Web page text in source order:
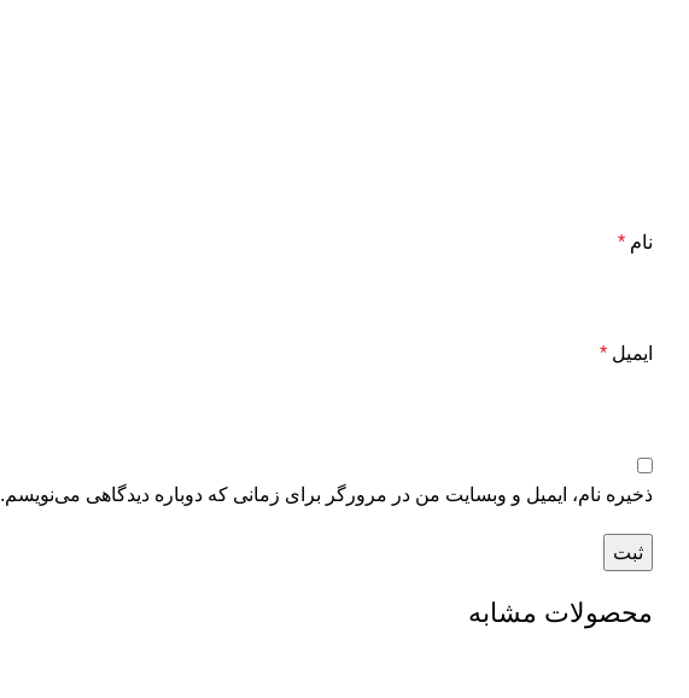
نام *
ایمیل *
ذخیره نام، ایمیل و وبسایت من در مرورگر برای زمانی که دوباره دیدگاهی می‌نویسم.
محصولات مشابه